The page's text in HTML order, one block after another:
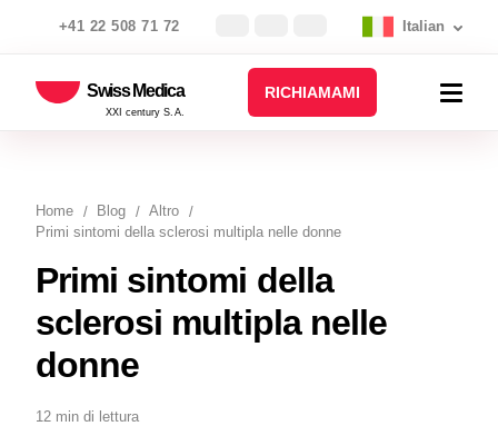
+41 22 508 71 72 Italian
Swiss Medica
XXI century S.A.
RICHIAMAMI
Home Blog
Altro
Primi sintomi della sclerosi multipla nelle donne
Primi sintomi della
sclerosi multipla nelle
donne
12 min di lettura